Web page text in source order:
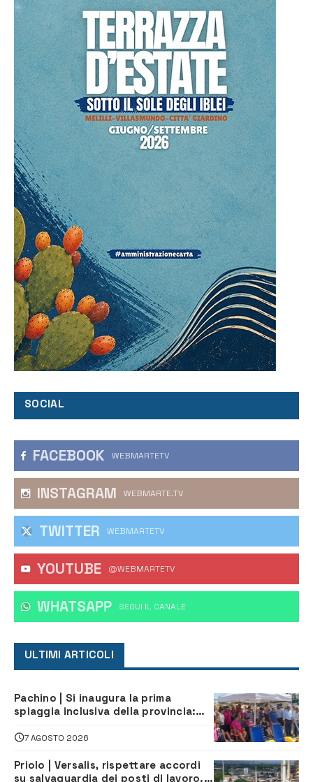
SOCIAL
FACEBOOK WEBMARTETV
INSTAGRAM WEBMARTE.TV
TWITTER WEBMARTETV
YOUTUBE @WEBMARTETV
WHATSAPP ‎SEGUI IL CANALE
ULTIMI ARTICOLI
Pachino | Si inaugura la prima
spiaggia inclusiva della provincia:
tutti
7 AGOSTO 2026
Priolo | Versalis, rispettare accordi
su salvaguardia dei posti di lavoro. Il